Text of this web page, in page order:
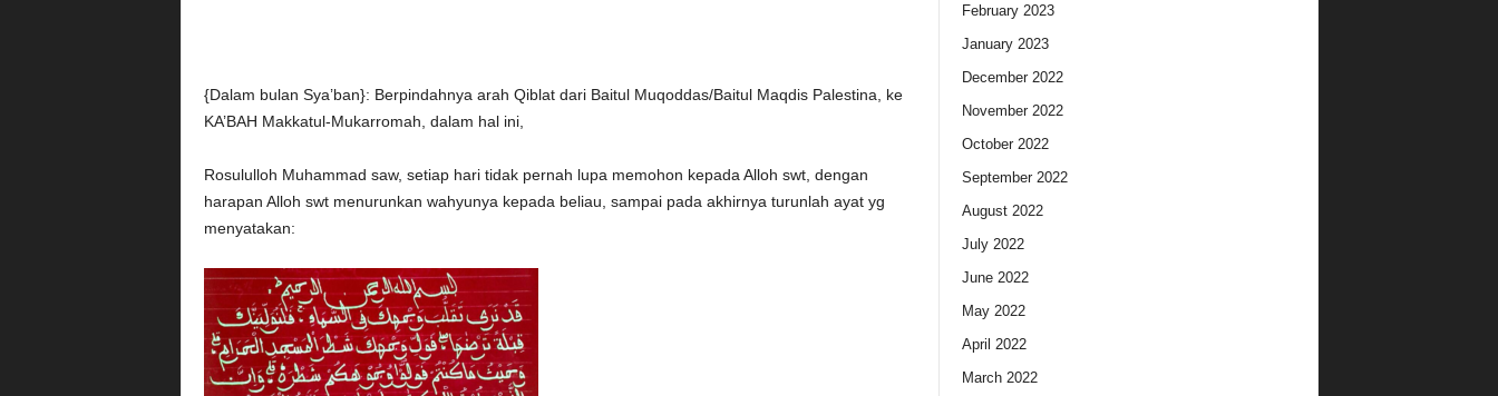
{Dalam bulan Sya’ban}: Berpindahnya arah Qiblat dari Baitul Muqoddas/Baitul Maqdis Palestina, ke
KA’BAH Makkatul-Mukarromah, dalam hal ini,
Rosululloh Muhammad saw, setiap hari tidak pernah lupa memohon kepada Alloh swt, dengan
harapan Alloh swt menurunkan wahyunya kepada beliau, sampai pada akhirnya turunlah ayat yg
menyatakan:
February 2023
January 2023
December 2022
November 2022
October 2022
September 2022
August 2022
July 2022
June 2022
May 2022
April 2022
March 2022